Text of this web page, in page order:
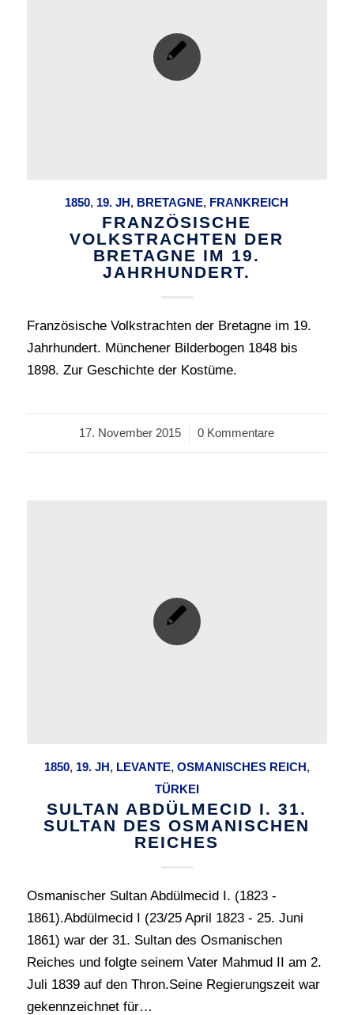
1850, 19. JH, BRETAGNE, FRANKREICH
FRANZÖSISCHE
VOLKSTRACHTEN DER
BRETAGNE IM 19.
JAHRHUNDERT.
Französische Volkstrachten der Bretagne im 19.
Jahrhundert. Münchener Bilderbogen 1848 bis
1898. Zur Geschichte der Kostüme.
17. November 2015
/ 0 Kommentare
1850, 19. JH, LEVANTE, OSMANISCHES REICH,
TÜRKEI
SULTAN ABDÜLMECID I. 31.
SULTAN DES OSMANISCHEN
REICHES
Osmanischer Sultan Abdülmecid I. (1823 -
1861).Abdülmecid I (23/25 April 1823 - 25. Juni
1861) war der 31. Sultan des Osmanischen
Reiches und folgte seinem Vater Mahmud II am 2.
Juli 1839 auf den Thron.Seine Regierungszeit war
gekennzeichnet für…